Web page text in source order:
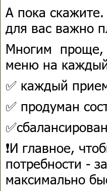
А пока
для вас важно
Многим проще,
меню на
✅ каждый
✅ продуман
❗И главное,
потребности -
максимально